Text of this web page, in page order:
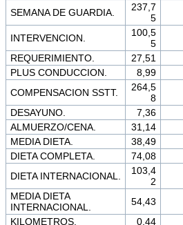
SEMANA DE GUARDIA.
237,7
5
INTERVENCION.
100,5
5
REQUERIMIENTO.
27,51
PLUS CONDUCCION.
8,99
COMPENSACION SSTT.
264,5
8
DESAYUNO.
7,36
ALMUERZO/CENA.
31,14
MEDIA DIETA.
38,49
DIETA COMPLETA.
74,08
DIETA INTERNACIONAL.
103,4
2
MEDIA DIETA
INTERNACIONAL.
54,43
KILOMETROS.
0,44